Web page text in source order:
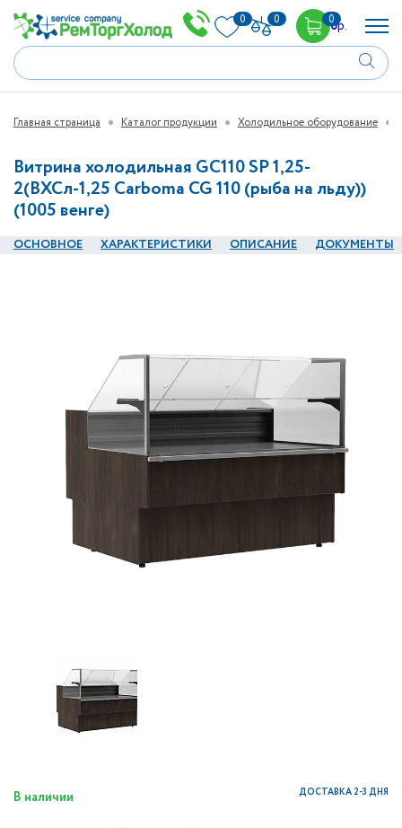
0 0 00р.
Главная страница Каталог продукции Холодильное оборудование
Витрина холодильная GC110 SP 1,25-
2(ВХСл-1,25 Carboma CG 110 (рыба на льду))
(1005 венге)
ОСНОВНОЕ ХАРАКТЕРИСТИКИ ОПИСАНИЕ ДОКУМЕНТЫ
В наличии ДОСТАВКА 2-3 ДНЯ